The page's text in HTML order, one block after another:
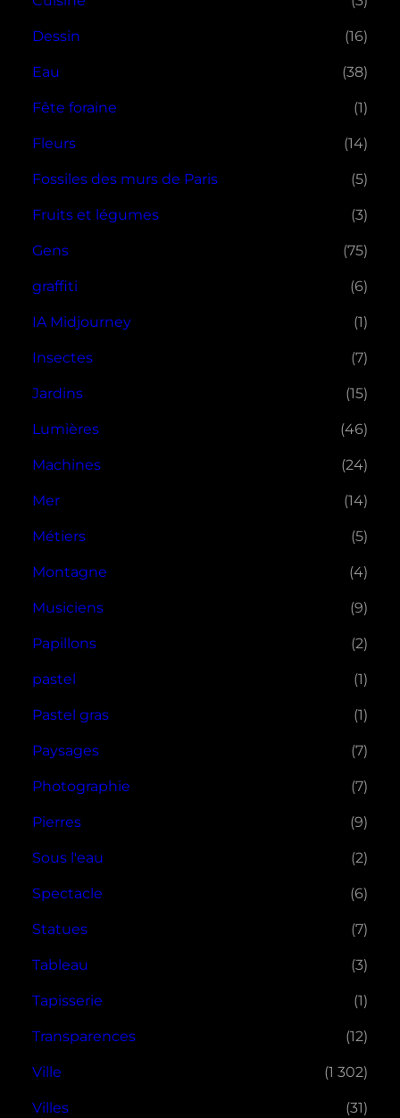
Dessin (16)
Eau (38)
Fête foraine (1)
Fleurs (14)
Fossiles des murs de Paris (5)
Fruits et légumes (3)
Gens (75)
graffiti (6)
IA Midjourney (1)
Insectes (7)
Jardins (15)
Lumières (46)
Machines (24)
Mer (14)
Métiers (5)
Montagne (4)
Musiciens (9)
Papillons (2)
pastel (1)
Pastel gras (1)
Paysages (7)
Photographie (7)
Pierres (9)
Sous l'eau (2)
Spectacle (6)
Statues (7)
Tableau (3)
Tapisserie (1)
Transparences (12)
Ville (1 302)
Villes (31)